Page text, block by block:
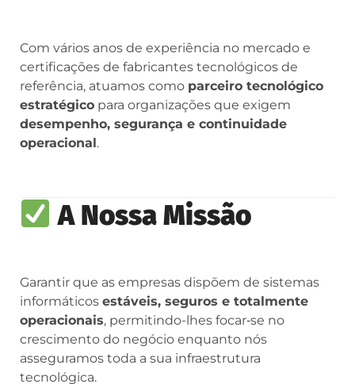
Com vários anos de experiência no mercado e
certificações de fabricantes tecnológicos de
referência, atuamos como parceiro tecnológico
estratégico para organizações que exigem
desempenho, segurança e continuidade
operacional.
A Nossa Missão
Garantir que as empresas dispõem de sistemas
informáticos estáveis, seguros e totalmente
operacionais, permitindo-lhes focar‑se no
crescimento do negócio enquanto nós
asseguramos toda a sua infraestrutura
tecnológica.